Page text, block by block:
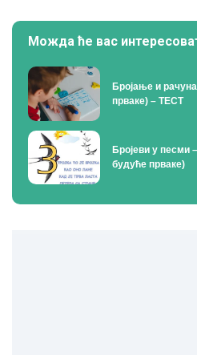
Можда ће вас
Бројање и
прваке) – ТЕСТ
Бројеви у песми
будуће прваке)